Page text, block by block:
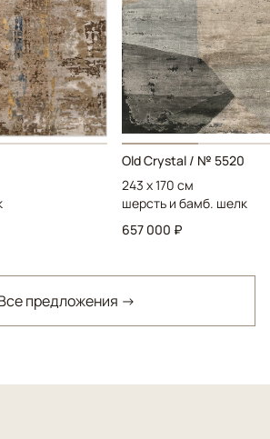
Old Crystal / № 5520
243 x 170 см
шерсть и бамб. шелк
657 000 ₽
предложения →